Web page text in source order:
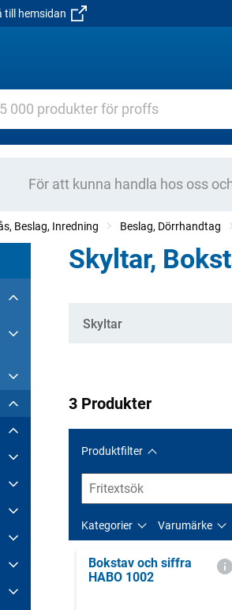
till hemsidan
För att kunna handla hos oss
Beslag, Inredning Beslag, Dörrhandtag
Skyltar,
Kategorier
Skyltar
3 Produkter
Produktfilter
Kategorier Varumärke
Bokstav och siffra
HABO 1002